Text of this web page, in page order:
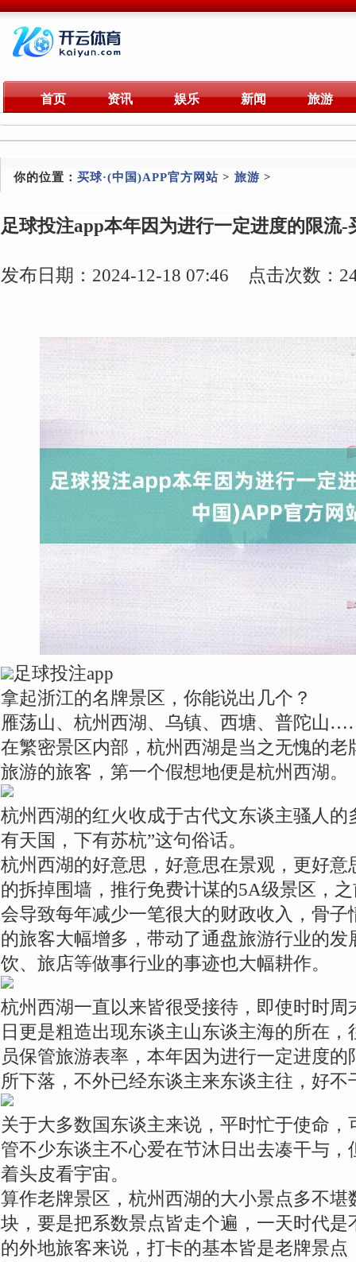
首页 资讯 娱乐 新闻 旅游
你的位置： 买球·(中国)APP官方网站 > 旅游 >
足球投注app本年因为进行一定进度的限流-
发布日期：2024-12-18 07:46 点击次数：
足球投注app
拿起浙江的名牌景区，你能说出几个？
雁荡山、杭州西湖、乌镇、西塘、普陀山
在繁密景区内部，杭州西湖是当之无愧的
旅游的旅客，第一个假想地便是杭州西湖。
杭州西湖的红火收成于古代文东谈主骚人的
有天国，下有苏杭”这句俗话。
杭州西湖的好意思，好意思在景观，更好
的拆掉围墙，推行免费计谋的5A级景区，
会导致每年减少一笔很大的财政收入，骨
的旅客大幅增多，带动了通盘旅游行业的
饮、旅店等做事行业的事迹也大幅耕作。
杭州西湖一直以来皆很受接待，即使时时
日更是粗造出现东谈主山东谈主海的所在
员保管旅游表率，本年因为进行一定进度
所下落，不外已经东谈主来东谈主往，好不
关于大多数国东谈主来说，平时忙于使命
管不少东谈主不心爱在节沐日出去凑干与
着头皮看宇宙。
算作老牌景区，杭州西湖的大小景点多不
块，要是把系数景点皆走个遍，一天时代
的外地旅客来说，打卡的基本皆是老牌景点